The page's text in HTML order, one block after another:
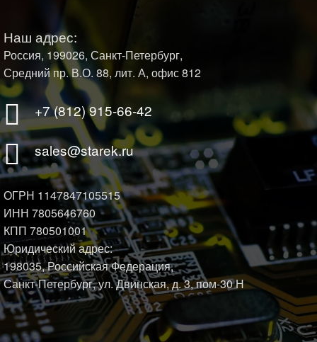
Наш адрес:
Россия, 199026, Санкт-Петербург,
Средний пр. В.О. 88, лит. А, офис 812
+7 (812) 915-66-42
sales@starek.ru
ОГРН 1147847105515
ИНН 7805646760
КПП 780501001
Юридический адрес:
198035, Российская Федерация,
Санкт-Петербург, ул. Двинская, д. 3, пом-30 Н